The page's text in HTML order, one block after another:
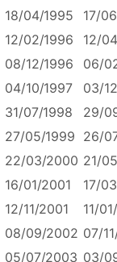
18/04/1995
17/
12/02/1996
12/
08/12/1996
06/
04/10/1997
03/
31/07/1998
29/
27/05/1999 26/
22/03/2000 21/
16/01/2001
17/
12/11/2001
11/
08/09/2002 07/
05/07/2003 03/